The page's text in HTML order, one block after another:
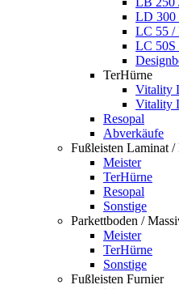
LD 300
LC 55 /
LC 50S
TerHürne
Vitality
Vitality
Resopal
Abverkäufe
Fußleisten Laminat
Meister
TerHürne
Resopal
Sonstige
Parkettboden /
Meister
TerHürne
Sonstige
Fußleisten Furnier